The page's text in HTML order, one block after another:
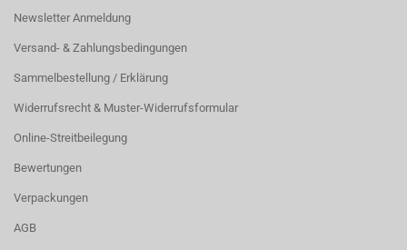
Newsletter Anmeldung
Versand- & Zahlungsbedingungen
Sammelbestellung / Erklärung
Widerrufsrecht & Muster-Widerrufsformular
Online-Streitbeilegung
Bewertungen
Verpackungen
AGB